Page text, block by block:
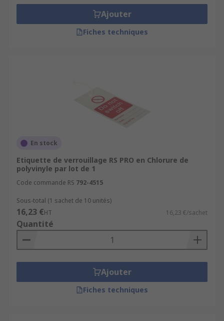
Ajouter
Fiches techniques
En stock
Etiquette de verrouillage RS PRO en Chlorure de
polyvinyle par lot de 1
Code commande RS 792-4515
Sous-total (1 sachet de 10 unités)
16,23 €HT 16,23 €/sachet
Quantité
Ajouter
Fiches techniques